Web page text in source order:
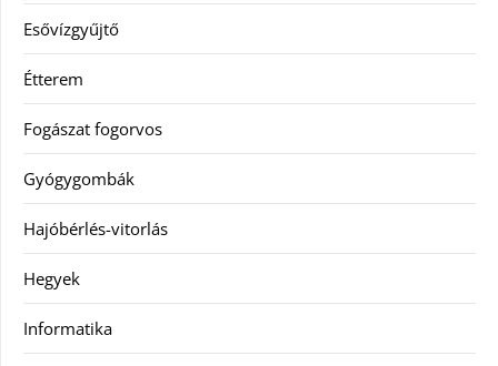
Esővízgyűjtő
Étterem
Fogászat fogorvos
Gyógygombák
Hajóbérlés-vitorlás
Hegyek
Informatika